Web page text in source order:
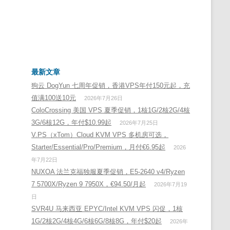
最新文章
狗云 DogYun 七周年促销，香港VPS年付150元起，充
值满100送10元
2026年7月26日
ColoCrossing 美国 VPS 夏季促销，1核1G/2核2G/4核
3G/6核12G，年付$10.99起
2026年7月25日
V.PS（xTom）Cloud KVM VPS 多机房可选，
Starter/Essential/Pro/Premium，月付€6.95起
2026
年7月22日
NUXOA 法兰克福独服夏季促销，E5-2640 v4/Ryzen
7 5700X/Ryzen 9 7950X，€94.50/月起
2026年7月19
日
SVR4U 马来西亚 EPYC/Intel KVM VPS 闪促，1核
1G/2核2G/4核4G/6核6G/8核8G，年付$20起
2026年